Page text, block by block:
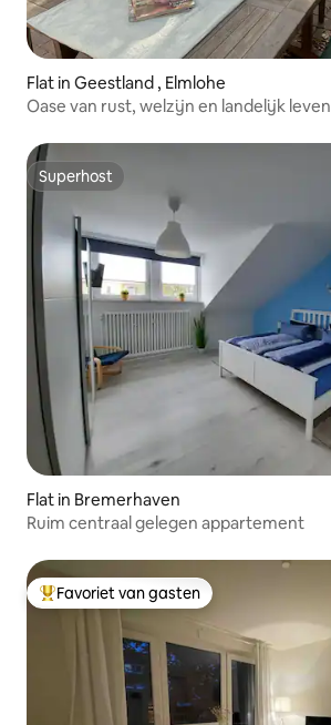
Flat in Geestland , Elmlohe
Oase van rust, welzijn en landelijk leven
Superhost
Superhost
Flat in Bremerhaven
Ruim centraal gelegen appartement
Topfavoriet van gasten
Favoriet van gasten